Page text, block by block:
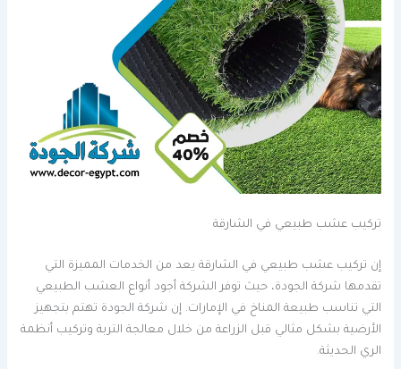
تركيب عشب طبيعي في الشارقة
إن تركيب عشب طبيعي في الشارقة يعد من الخدمات المميزة التي
تقدمها شركة الجودة، حيث توفر الشركة أجود أنواع العشب الطبيعي
التي تناسب طبيعة المناخ في الإمارات. إن شركة الجودة تهتم بتجهيز
الأرضية بشكل مثالي قبل الزراعة من خلال معالجة التربة وتركيب أنظمة
الري الحديثة.